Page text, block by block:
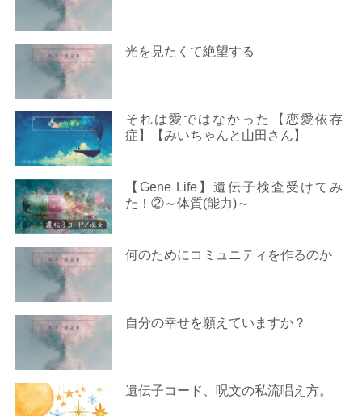
光を見たくて絶望する
それは愛ではなかった【恋愛依存
症】【みいちゃんと山田さん】
【Gene Life】遺伝子検査受けてみ
た！②～体質(能力)～
何のためにコミュニティを作るのか
自分の幸せを願えていますか？
遺伝子コード、呪文の私流唱え方。